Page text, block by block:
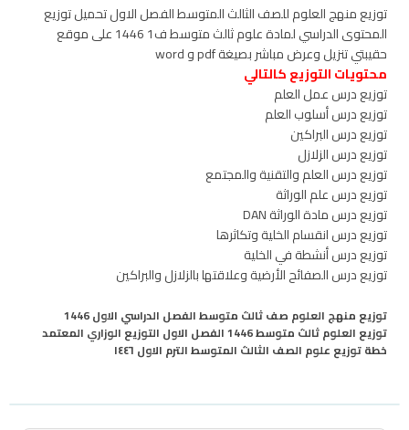
توزيع منهج العلوم للصف الثالث المتوسط الفصل الاول تحميل توزيع
المحتوى الدراسي لمادة علوم ثالث متوسط ف1 1446 على موقع
حقيبتي تنزيل وعرض مباشر بصيغة pdf و word
محتويات التوزيع كالتالي
توزيع درس عمل العلم
توزيع درس أسلوب العلم
توزيع درس البراكين
توزيع درس الزلازل
توزيع درس العلم والتقنية والمجتمع
توزيع درس علم الوراثة
توزيع درس مادة الوراثة DAN
توزيع درس انقسام الخلية وتكاثرها
توزيع درس أنشطة في الخلية
توزيع درس الصفائح الأرضية وعلاقتها بالزلازل والبراكين
توزيع منهج العلوم صف ثالث متوسط الفصل الدراسي الاول 1446
توزيع العلوم ثالث متوسط 1446 الفصل الاول التوزيع الوزاري المعتمد
خطة توزيع علوم الصف الثالث المتوسط الترم الاول ١٤٤٦